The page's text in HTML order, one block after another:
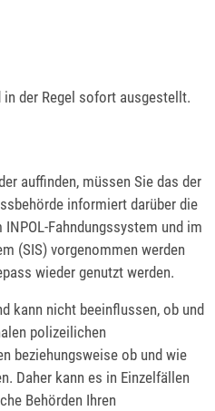
der Regel sofort ausgestellt.
auffinden, müssen Sie das der
informiert darüber die
INPOL-Fahndungssystem und im
(SIS) vorgenommen werden
wieder genutzt werden.
kann nicht beeinflussen, ob und
polizeilichen
beziehungsweise ob und wie
Daher kann es in Einzelfällen
Behörden Ihren